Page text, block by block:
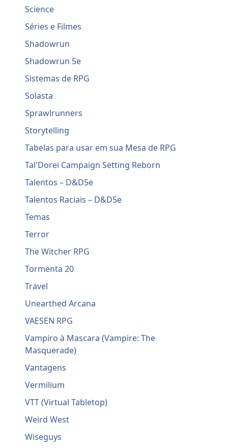
Science
Séries e Filmes
Shadowrun
Shadowrun 5e
Sistemas de RPG
Solasta
Sprawlrunners
Storytelling
Tabelas para usar em sua Mesa de RPG
Tal'Dorei Campaign Setting Reborn
Talentos – D&D5e
Talentos Raciais – D&D5e
Temas
Terror
The Witcher RPG
Tormenta 20
Travel
Unearthed Arcana
VAESEN RPG
Vampiro à Mascara (Vampire: The
Masquerade)
Vantagens
Vermilium
VTT (Virtual Tabletop)
Weird West
Wiseguys